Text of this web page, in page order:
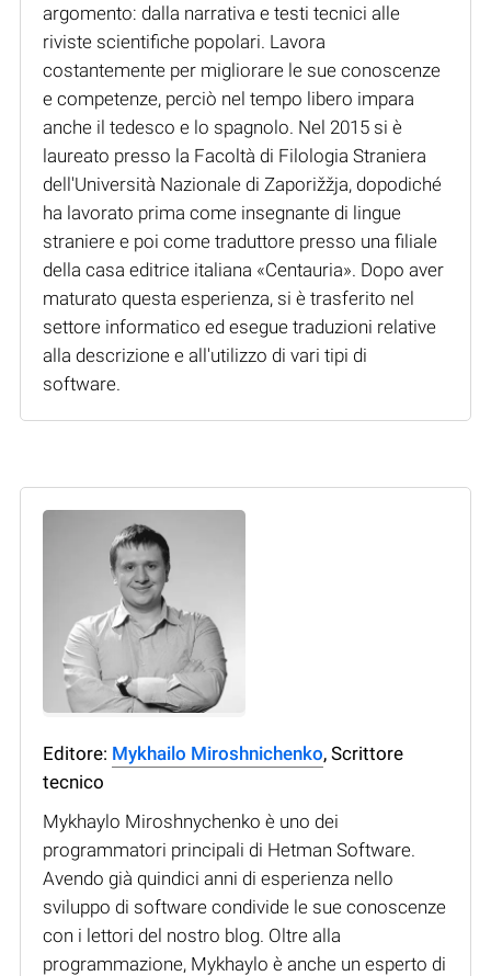
argomento: dalla narrativa e testi tecnici alle
riviste scientifiche popolari. Lavora
costantemente per migliorare le sue conoscenze
e competenze, perciò nel tempo libero impara
anche il tedesco e lo spagnolo. Nel 2015 si è
laureato presso la Facoltà di Filologia Straniera
dell'Università Nazionale di Zaporižžja, dopodiché
ha lavorato prima come insegnante di lingue
straniere e poi come traduttore presso una filiale
della casa editrice italiana «Centauria». Dopo aver
maturato questa esperienza, si è trasferito nel
settore informatico ed esegue traduzioni relative
alla descrizione e all'utilizzo di vari tipi di
software.
Editore: Mykhailo Miroshnichenko, Scrittore
tecnico
Mykhaylo Miroshnychenko è uno dei
programmatori principali di Hetman Software.
Avendo già quindici anni di esperienza nello
sviluppo di software condivide le sue conoscenze
con i lettori del nostro blog. Oltre alla
programmazione, Mykhaylo è anche un esperto di